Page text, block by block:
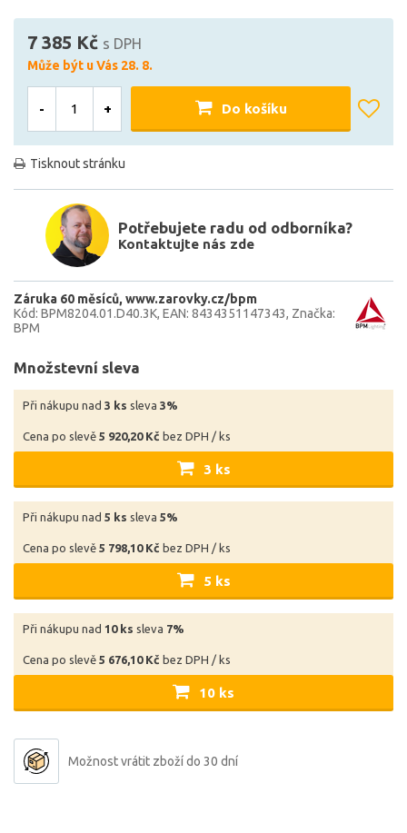
7 385 Kč s DPH
Může být u Vás 28. 8.
- + Do košíku
Tisknout stránku
Potřebujete radu od odborníka?
Kontaktujte nás zde
Záruka 60 měsíců www.zarovky.cz/bpm
Kód: BPM8204.01.D40.3K EAN: 8434351147343 Značka:
BPM
Množstevní sleva
Při nákupu nad 3 ks sleva 3%
Cena po slevě 5 920,20 Kč bez DPH / ks
3 ks
Při nákupu nad 5 ks sleva 5%
Cena po slevě 5 798,10 Kč bez DPH / ks
5 ks
Při nákupu nad 10 ks sleva 7%
Cena po slevě 5 676,10 Kč bez DPH / ks
10 ks
Možnost vrátit zboží do 30 dní